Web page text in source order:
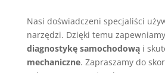
Nasi doświadczeni specjaliści
narzędzi. Dzięki temu
diagnostykę samochodowąi
mechaniczne. Zapraszamy do